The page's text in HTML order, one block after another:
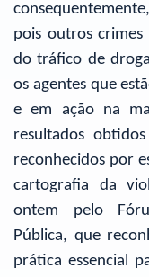
pois outros
do tráfico de
os agentes que
e em ação na
resultados
reconhecidos por
cartografia da
ontem pelo
Pública, que
prática essencial